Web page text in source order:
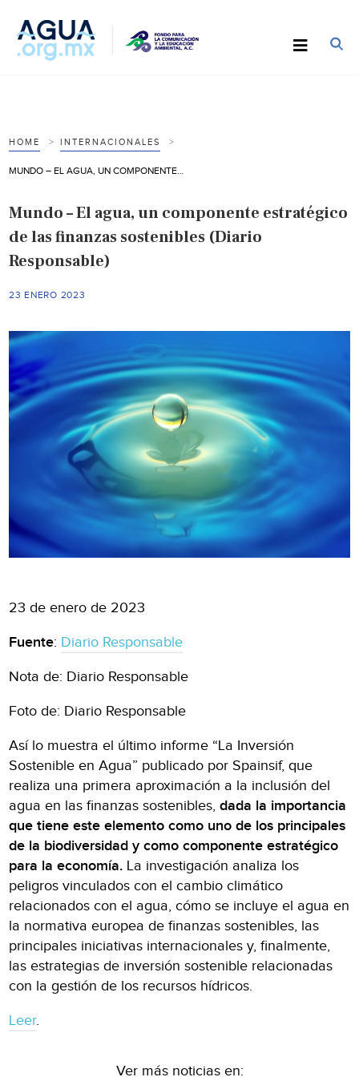
HOME INTERNACIONALES
Mundo – El agua, un componente estratégico
de las finanzas sostenibles (Diario
Responsable)
23 ENERO 2023
23 de enero de 2023
Fuente: Diario Responsable
Nota de: Diario Responsable
Foto de: Diario Responsable
Así lo muestra el último informe “La Inversión
Sostenible en Agua” publicado por Spainsif, que
realiza una primera aproximación a la inclusión del
agua en las finanzas sostenibles,dada la importancia
que tiene este elemento como uno de los principales
de la biodiversidad y como componente estratégico
para la economía. La investigación analiza los
peligros vinculados con el cambio climático
relacionados con el agua, cómo se incluye el agua en
la normativa europea de finanzas sostenibles, las
principales iniciativas internacionales y, finalmente,
las estrategias de inversión sostenible relacionadas
con la gestión de los recursos hídricos.
Leer.
Ver más noticias en: